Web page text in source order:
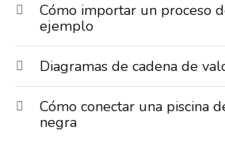
Cómo importar un proceso
ejemplo
Diagramas de cadena de
Cómo conectar una piscina
negra